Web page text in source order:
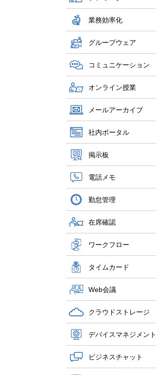
業務効率化
グループウェア
コミュニケーション
オンライン授業
メールアーカイブ
社内ポータル
掲示板
電話メモ
勤怠管理
在席確認
ワークフロー
タイムカード
Web会議
クラウドストレージ
デバイスマネジメント
ビジネスチャット